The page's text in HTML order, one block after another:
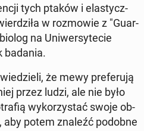
tych ptaków i ela­stycz­
w roz­mo­wie z "Gu­ar­
na Uni­wer­sy­te­cie
badania.
że mewy pre­fe­ru­ją
przez ludzi, ale nie było
wy­ko­rzy­stać swoje ob­
potem znaleźć podobne